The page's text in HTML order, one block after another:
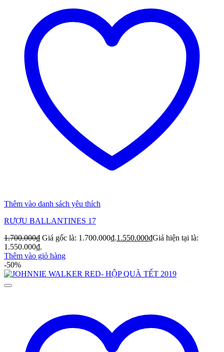
Thêm vào danh sách yêu thích
RƯỢU BALLANTINES 17
1.700.000₫ Giá gốc là: 1.700.000₫.1.550.000₫Giá hiện tại là:
1.550.000₫.
Thêm vào giỏ hàng
-50%